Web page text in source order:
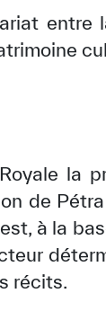
entre
la
de
à la
récits.